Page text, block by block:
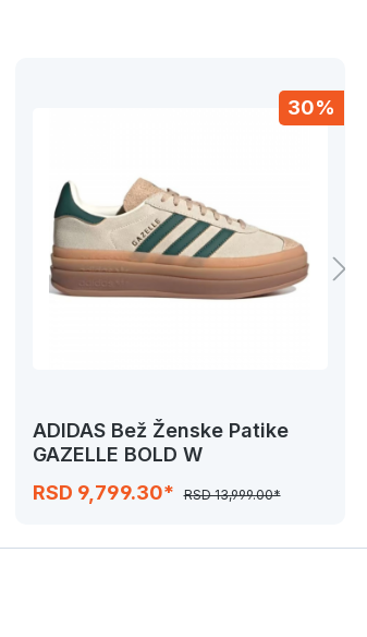
30%
ADIDAS Bež Ženske Patike
GAZELLE BOLD W
RSD 9,799.30*
RSD 13,999.00*